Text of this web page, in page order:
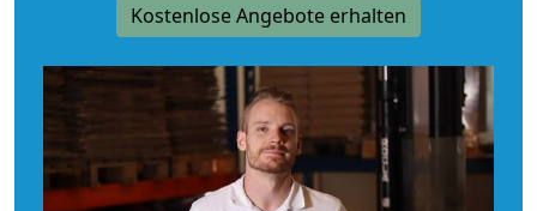
Kostenlose Angebote erhalten